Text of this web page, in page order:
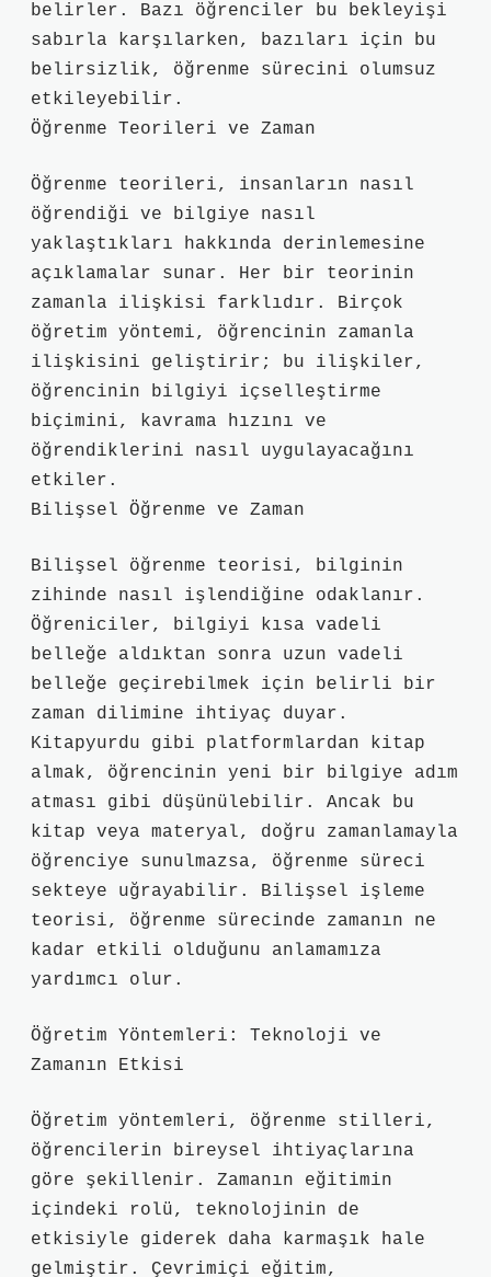
belirler. Bazı öğrenciler bu bekleyişi
sabırla karşılarken, bazıları için bu
belirsizlik, öğrenme sürecini olumsuz
etkileyebilir.
Öğrenme Teorileri ve Zaman
Öğrenme teorileri, insanların nasıl
öğrendiği ve bilgiye nasıl
yaklaştıkları hakkında derinlemesine
açıklamalar sunar. Her bir teorinin
zamanla ilişkisi farklıdır. Birçok
öğretim yöntemi, öğrencinin zamanla
ilişkisini geliştirir; bu ilişkiler,
öğrencinin bilgiyi içselleştirme
biçimini, kavrama hızını ve
öğrendiklerini nasıl uygulayacağını
etkiler.
Bilişsel Öğrenme ve Zaman
Bilişsel öğrenme teorisi, bilginin
zihinde nasıl işlendiğine odaklanır.
Öğreniciler, bilgiyi kısa vadeli
belleğe aldıktan sonra uzun vadeli
belleğe geçirebilmek için belirli bir
zaman dilimine ihtiyaç duyar.
Kitapyurdu gibi platformlardan kitap
almak, öğrencinin yeni bir bilgiye adım
atması gibi düşünülebilir. Ancak bu
kitap veya materyal, doğru zamanlamayla
öğrenciye sunulmazsa, öğrenme süreci
sekteye uğrayabilir. Bilişsel işleme
teorisi, öğrenme sürecinde zamanın ne
kadar etkili olduğunu anlamamıza
yardımcı olur.
Öğretim Yöntemleri: Teknoloji ve
Zamanın Etkisi
Öğretim yöntemleri, öğrenme stilleri,
öğrencilerin bireysel ihtiyaçlarına
göre şekillenir. Zamanın eğitimin
içindeki rolü, teknolojinin de
etkisiyle giderek daha karmaşık hale
gelmiştir. Çevrimiçi eğitim,